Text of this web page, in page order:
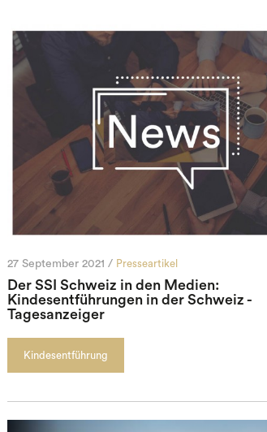
27 September 2021 / Presseartikel
Der SSI Schweiz in den Medien:
Kindesentführungen in der Schweiz -
Tagesanzeiger
Kindesentführung